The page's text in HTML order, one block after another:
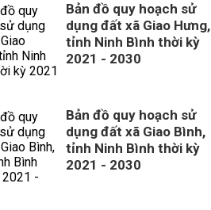
Bản đồ quy hoạch sử
dụng đất xã Giao Hưng,
tỉnh Ninh Bình thời kỳ
2021 - 2030
Bản đồ quy hoạch sử
dụng đất xã Giao Bình,
tỉnh Ninh Bình thời kỳ
2021 - 2030